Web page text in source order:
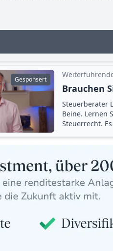
Gesponsert
Brauchen
Steuerberater
Beine. Lernen
Steuerrecht.